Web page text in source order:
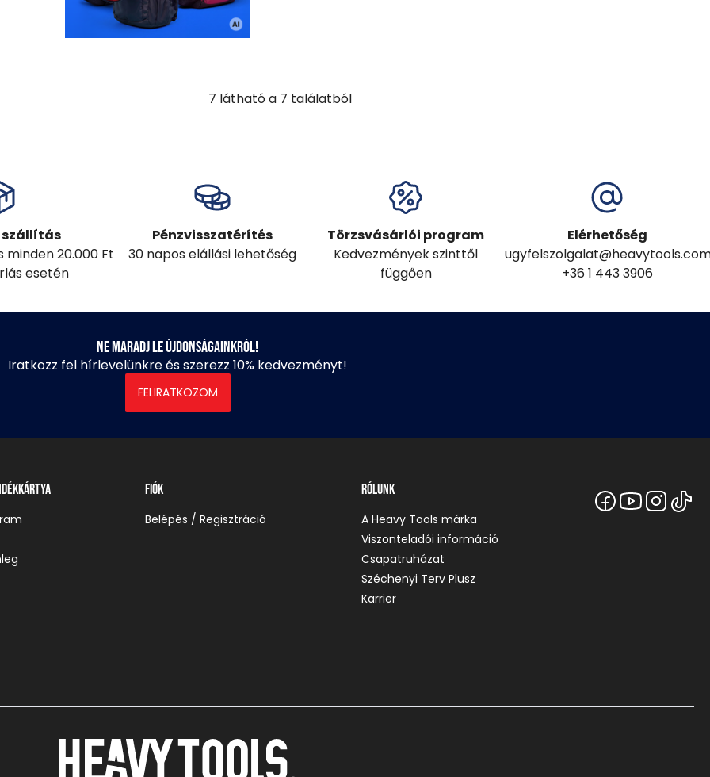
7 látható a 7 találatból
szállítás
minden 20.000 Ft
esetén
Pénzvisszatérítés
30 napos elállási lehetőség
Törzsvásárlói program
Kedvezmények szinttől
függően
Elérhetőség
+36 1 443 3906
Ne maradj le újdonságainkról!
Iratkozz fel hírlevelünkre és szerezz 10% kedvezményt!
FELIRATKOZOM
Fiók
Belépés / Regisztráció
Rólunk
A Heavy Tools márka
Viszonteladói információ
Csapatruházat
Széchenyi Terv Plusz
Karrier